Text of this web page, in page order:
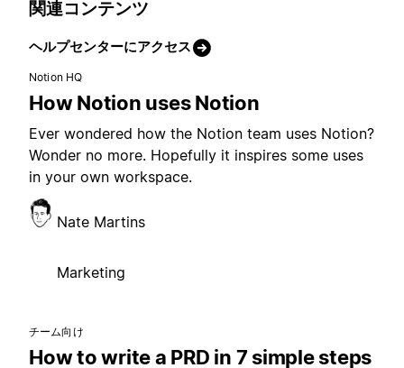
関連コンテンツ
ヘルプセンターにアクセス
Notion HQ
How Notion uses Notion
Ever wondered how the Notion team uses Notion?
Wonder no more. Hopefully it inspires some uses
in your own workspace.
Nate Martins
Marketing
チーム向け
How to write a PRD in 7 simple steps